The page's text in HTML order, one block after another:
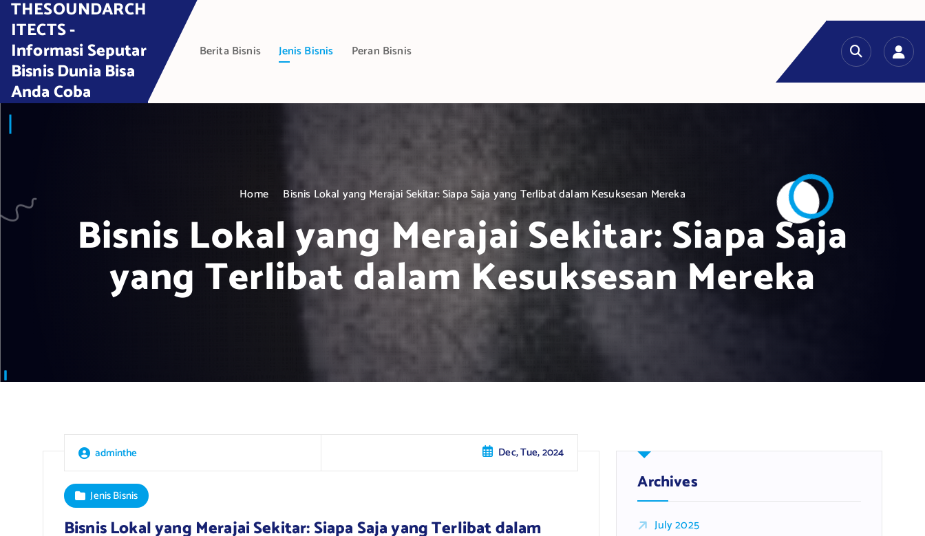
t
THESOUNDARCH
ITECTS -
Informasi Seputar
Bisnis Dunia Bisa
Anda Coba
Berita Bisnis Jenis Bisnis Peran Bisnis
Home Bisnis Lokal yang Merajai Sekitar: Siapa Saja yang Terlibat dalam Kesuksesan Mereka
Bisnis Lokal yang Merajai Sekitar: Siapa Saja
yang Terlibat dalam Kesuksesan Mereka
adminthe Dec, Tue, 2024
Jenis Bisnis
Bisnis Lokal yang Merajai Sekitar: Siapa Saja yang Terlibat dalam
Archives
July 2025